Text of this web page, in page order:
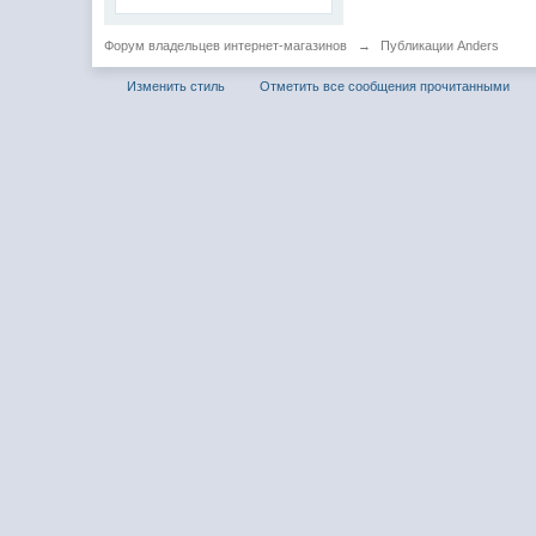
Форум владельцев интернет-магазинов → Публикации Anders
Изменить стиль Отметить все сообщения прочитанными